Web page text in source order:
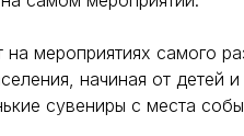
мероприятиях самого
начиная от детей и
сувениры с места